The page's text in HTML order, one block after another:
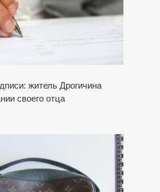
житель Дрогичина
своего отца